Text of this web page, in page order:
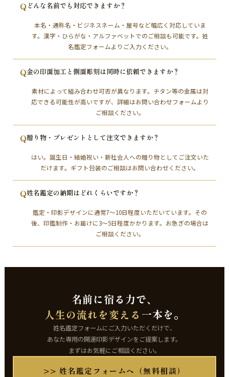
Q どんな名前でも対応できますか？
本名・通称名・ビジネスネーム・屋号など幅広く対応していま
す。漢字・ひらがな・アルファベットでのご相談も可能です。姓
名鑑定フォームよりご入力ください。
Q金の印面加工と側面彫刻は同時に依頼できますか？
素材によって組み合わせ可否が異なります。チタン等の金属は対
応できる可能性が高いですが、詳細はお問い合わせフォームより
ご相談ください。
Q贈り物・プレゼントとして注文できますか？
はい。誕生日・結婚祝い・新社会人への贈り物としてご注文いた
だけます。ギフト包装のご相談はお問い合わせください。
Q姓名鑑定の納期はどれくらいですか？
鑑定・印影デザインに通常7～10日程度いただいています。その
後、印鑑制作・お届けに3～5日程度かかります。お急ぎの場合は
ご相談ください。
名前に宿る力で、
人生の流れを変える 一本を。
姓名鑑定フォームにご入力いただくだけで、
あなた専用の開運印影デザインをご提案します。
まずはお気軽にご相談ください。
>> 姓名鑑定フォームへ（無料相談）